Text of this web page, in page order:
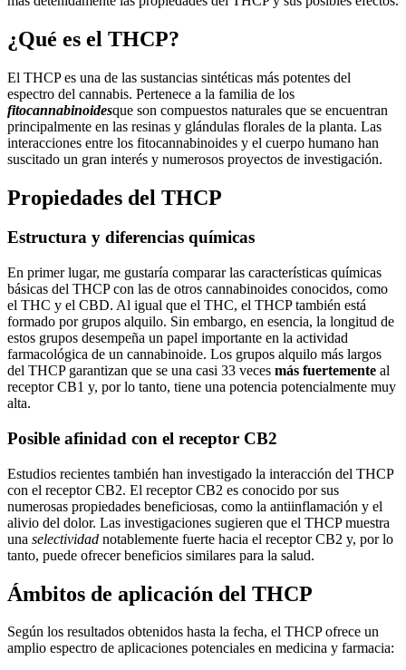
¿Qué es el THCP?
El THCP es una de las sustancias sintéticas más potentes del
espectro del cannabis. Pertenece a la familia de los
fitocannabinoidesque son compuestos naturales que se encuentran
principalmente en las resinas y glándulas florales de la planta. Las
interacciones entre los fitocannabinoides y el cuerpo humano han
suscitado un gran interés y numerosos proyectos de investigación.
Propiedades del THCP
Estructura y diferencias químicas
En primer lugar, me gustaría comparar las características químicas
básicas del THCP con las de otros cannabinoides conocidos, como
el THC y el CBD. Al igual que el THC, el THCP también está
formado por grupos alquilo. Sin embargo, en esencia, la longitud de
estos grupos desempeña un papel importante en la actividad
farmacológica de un cannabinoide. Los grupos alquilo más largos
del THCP garantizan que se una casi 33 veces más fuertemente al
receptor CB1 y, por lo tanto, tiene una potencia potencialmente muy
alta.
Posible afinidad con el receptor CB2
Estudios recientes también han investigado la interacción del THCP
con el receptor CB2. El receptor CB2 es conocido por sus
numerosas propiedades beneficiosas, como la antiinflamación y el
alivio del dolor. Las investigaciones sugieren que el THCP muestra
una selectividad notablemente fuerte hacia el receptor CB2 y, por lo
tanto, puede ofrecer beneficios similares para la salud.
Ámbitos de aplicación del THCP
Según los resultados obtenidos hasta la fecha, el THCP ofrece un
amplio espectro de aplicaciones potenciales en medicina y farmacia: